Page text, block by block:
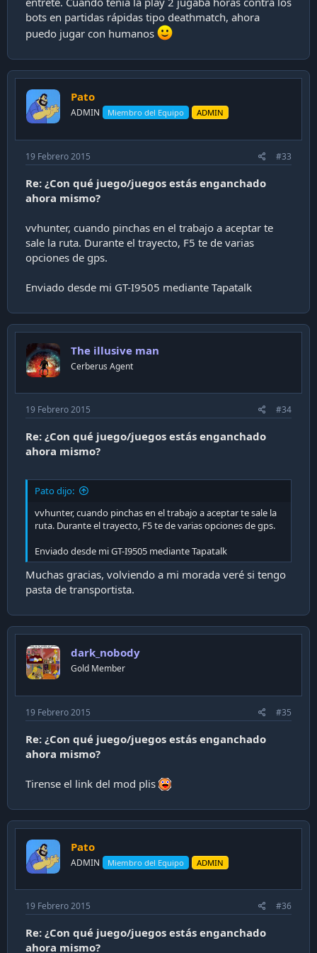
bots en partidas rápidas tipo deathmatch, ahora
puedo jugar con humanos
Pato
ADMIN Miembro del Equipo ADMIN
19 Febrero 2015 #33
Re: ¿Con qué juego/juegos estás enganchado
ahora mismo?
vvhunter, cuando pinchas en el trabajo a aceptar te
sale la ruta. Durante el trayecto, F5 te de varias
opciones de gps.
Enviado desde mi GT-I9505 mediante Tapatalk
The illusive man
Cerberus Agent
19 Febrero 2015 #34
Re: ¿Con qué juego/juegos estás enganchado
ahora mismo?
Pato dijo:
vvhunter, cuando pinchas en el trabajo a aceptar te sale la
ruta. Durante el trayecto, F5 te de varias opciones de gps.
Enviado desde mi GT-I9505 mediante Tapatalk
Muchas gracias, volviendo a mi morada veré si tengo
pasta de transportista.
dark_nobody
Gold Member
19 Febrero 2015 #35
Re: ¿Con qué juego/juegos estás enganchado
ahora mismo?
Tirense el link del mod plis
Pato
ADMIN Miembro del Equipo ADMIN
19 Febrero 2015 #36
Re: ¿Con qué juego/juegos estás enganchado
ahora mismo?